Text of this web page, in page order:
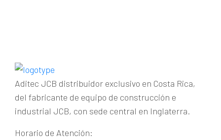
Aditec JCB distribuidor exclusivo en Costa Rica,
del fabricante de equipo de construcción e
industrial JCB, con sede central en Inglaterra.
Horario de Atención: